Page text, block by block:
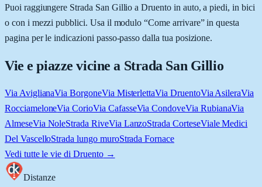
Puoi raggiungere Strada San Gillio a Druento in auto, a piedi, in bici
o con i mezzi pubblici. Usa il modulo “Come arrivare” in questa
pagina per le indicazioni passo-passo dalla tua posizione.
Vie e piazze vicine a Strada San Gillio
Via AviglianaVia BorgoneVia MisterlettaVia DruentoVia AsileraVia
RocciameloneVia CorioVia CafasseVia CondoveVia RubianaVia
AlmeseVia NoleStrada RiveVia LanzoStrada CorteseViale Medici
Del VascelloStrada lungo muroStrada Fornace
Vedi tutte le vie di Druento→
Distanze